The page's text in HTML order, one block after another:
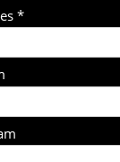
*